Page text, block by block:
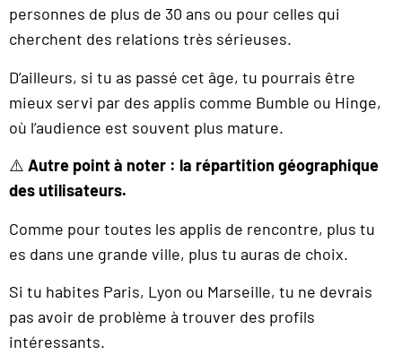
personnes de plus de 30 ans ou pour celles qui
cherchent des relations très sérieuses.
D’ailleurs, si tu as passé cet âge, tu pourrais être
mieux servi par des applis comme Bumble ou Hinge,
où l’audience est souvent plus mature.
⚠️ Autre point à noter : la répartition géographique
des utilisateurs.
Comme pour toutes les applis de rencontre, plus tu
es dans une grande ville, plus tu auras de choix.
Si tu habites Paris, Lyon ou Marseille, tu ne devrais
pas avoir de problème à trouver des profils
intéressants.